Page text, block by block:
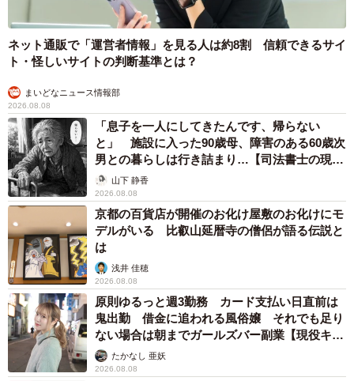
ネット通販で「運営者情報」を見る人は約8割 信頼できるサイ
ト・怪しいサイトの判断基準とは？
まいどなニュース情報部
2026.08.08
「息子を一人にしてきたんです、帰らない
と」 施設に入った90歳母、障害のある60歳次
男との暮らしは行き詰まり…【司法書士の現場
から】山下 静香
2026.08.08
京都の百貨店が開催のお化け屋敷のお化けにモ
デルがいる 比叡山延暦寺の僧侶が語る伝説と
は
浅井 佳穂
2026.08.08
原則ゆるっと週3勤務 カード支払い日直前は
鬼出勤 借金に追われる風俗嬢 それでも足り
ない場合は朝までガールズバー副業【現役キャ
ストに取材】
たかなし 亜妖
2026.08.08